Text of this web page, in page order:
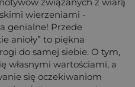
wierzeniami -
genialne! Przede
anioły” to piękna
do samej siebie. O tym,
własnymi wartościami, a
się oczekiwaniom